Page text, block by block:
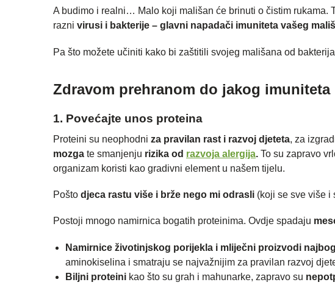
A budimo i realni… Malo koji mališan će brinuti o čistim rukama.
razni virusi i bakterije – glavni napadači imuniteta vašeg
Pa što možete učiniti kako bi zaštitili svojeg mališana od
Zdravom prehranom do jakog imuniteta
1. Povećajte unos proteina
Proteini su neophodni za pravilan rast i razvoj djeteta, za
mozga te smanjenju rizika od razvoja alergija. To su zapravo
organizam koristi kao gradivni element u našem tijelu.
Pošto djeca rastu više i brže nego mi odrasli (koji se sve više i
Postoji mnogo namirnica bogatih proteinima. Ovdje spadaju
Namirnice životinjskog porijekla i mliječni proizvodi
aminokiselina i smatraju se najvažnijim za pravilan razvoj
Biljni proteini kao što su grah i mahunarke, zapravo su